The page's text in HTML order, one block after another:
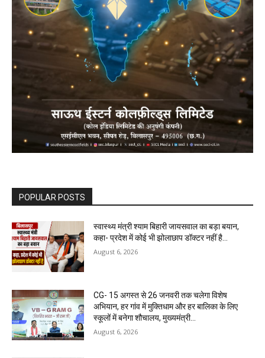
POPULAR POSTS
स्वास्थ्य मंत्री श्याम बिहारी जायसवाल का बड़ा बयान,
कहा- प्रदेश में कोई भी झोलाछाप डॉक्टर नहीं है…
August 6, 2026
CG- 15 अगस्त से 26 जनवरी तक चलेगा विशेष
अभियान, हर गांव में मुक्तिधाम और हर बालिका के लिए
स्कूलों में बनेगा शौचालय, मुख्यमंत्री...
August 6, 2026